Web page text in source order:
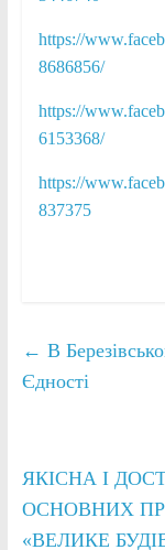
https://
8686856/
https://
6153368/
https://
837375
← В
Єдності
ЯКІСНА І
ОСНОВНИХ
«ВЕЛИКЕ